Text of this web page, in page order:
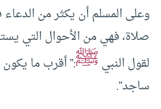
وعلى المسلم أن يكثر من
صلاة، فهي من الأحوال التي
لقول النبيﷺ:” أقرب ما
ساجد”.